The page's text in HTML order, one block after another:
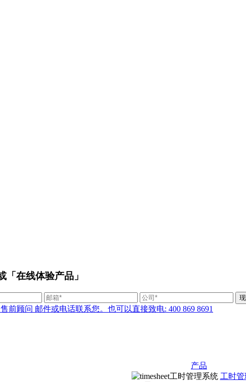
在线体验产品」
前顾问 邮件或电话联系您。也可以直接致电: 400 869 8691
产品
工时管